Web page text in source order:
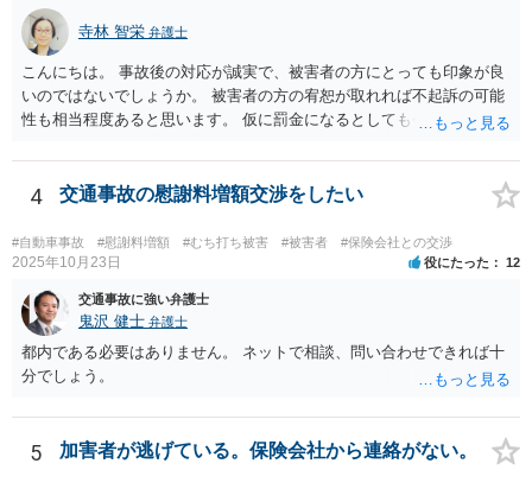
寺林 智栄 弁護士
こんにちは。 事故後の対応が誠実で、被害者の方にとっても印象が良
いのではないでしょうか。 被害者の方の宥恕が取れれば不起訴の可能
性も相当程度あると思います。 仮に罰金になるとしても今回は略式の
ょう。 参考になれば幸いです。
4 交通事故の慰謝料増額交渉をしたい
#自動車事故 #慰謝料増額 #むち打ち被害 #被害者 #保険会社との交渉
2025年10月23日 役にたった 12
交通事故に強い弁護士
鬼沢 健士 弁護士
都内である必要はありません。 ネットで相談、問い合わせできれば十
分でしょう。
5 加害者が逃げている。保険会社から連絡がない。